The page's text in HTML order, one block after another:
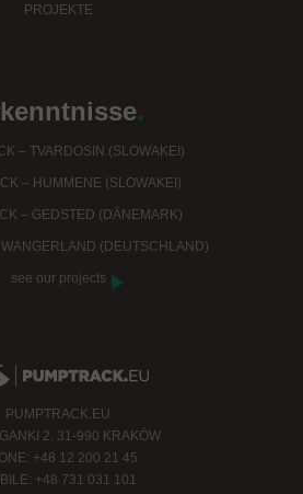
PROJEKTE
.
– TVARDOSIN (SLOWAKEI)
– HUMMENE (SLOWAKEI)
– GEDSTED (DÄNEMARK)
(DEUTSCHLAND)
see our projects
PUMPTRACK.EU
2, 31-990 KRAKÓW
+48 12 200 21 45
+48 731 031 101